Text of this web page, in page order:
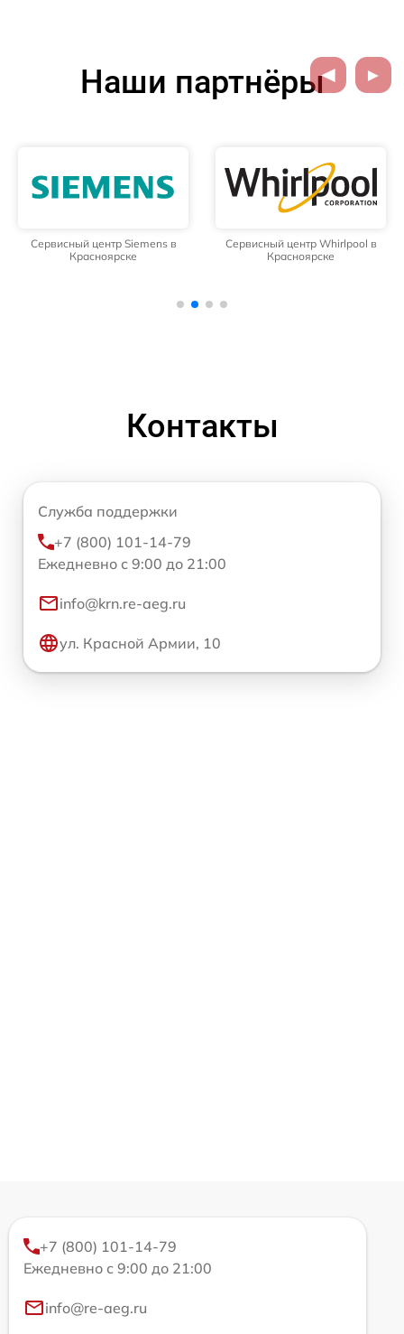
Наши партнёры
Сервисный центр Siemens в
Красноярске
Сервисный центр Whirlpool в
Красноярске
Контакты
Служба поддержки
+7 (800) 101-14-79
Ежедневно с 9:00 до 21:00
info@krn.re-aeg.ru
ул. Красной Армии, 10
+7 (800) 101-14-79
Ежедневно с 9:00 до 21:00
info@re-aeg.ru